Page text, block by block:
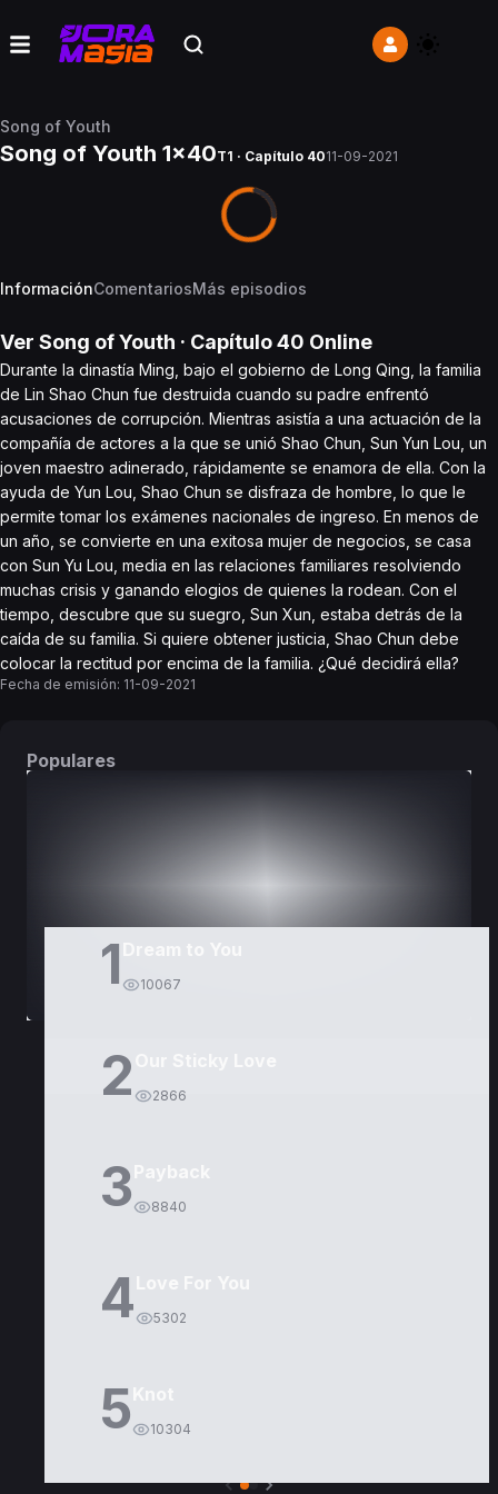
Song of Youth
Song of Youth 1x40T1 · Capítulo 4011-09-2021
InformaciónComentariosMás episodios
Ver Song of Youth · Capítulo40 Online
Durante la dinastía Ming, bajo el gobierno de Long Qing, la familia
de Lin Shao Chun fue destruida cuando su padre enfrentó
acusaciones de corrupción. Mientras asistía a una actuación de la
compañía de actores a la que se unió Shao Chun, Sun Yun Lou, un
joven maestro adinerado, rápidamente se enamora de ella. Con la
ayuda de Yun Lou, Shao Chun se disfraza de hombre, lo que le
permite tomar los exámenes nacionales de ingreso. En menos de
un año, se convierte en una exitosa mujer de negocios, se casa
con Sun Yu Lou, media en las relaciones familiares resolviendo
muchas crisis y ganando elogios de quienes la rodean. Con el
tiempo, descubre que su suegro, Sun Xun, estaba detrás de la
caída de su familia. Si quiere obtener justicia, Shao Chun debe
colocar la rectitud por encima de la familia. ¿Qué decidirá ella?
Fecha de emisión: 11-09-2021
Populares
1 10067
2 2866
3 8840
4 5302
5 10304